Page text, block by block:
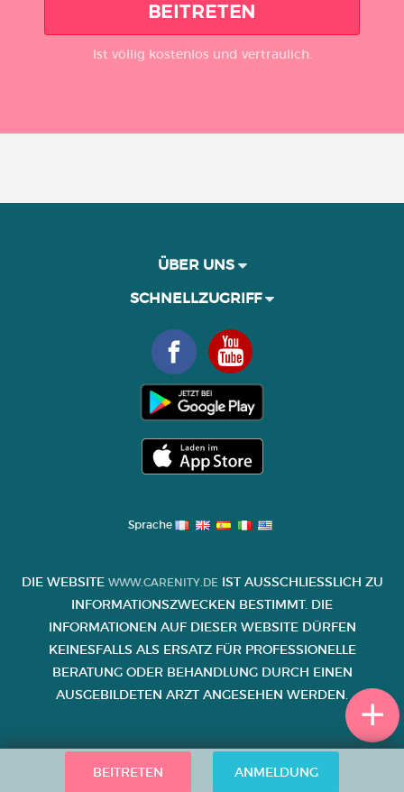
BEITRETEN
Ist völlig kostenlos und vertraulich.
BEITRETEN ANMELDUNG
ÜBER UNS
SCHNELLZUGRIFF
Sprache
DIE WEBSITE WWW.CARENITY.DEIST AUSSCHLIESSLICH ZU I
NFORMATIONSZWECKEN BESTIMMT. DIE I
NFORMATIONEN AUF DIESER WEBSITE DÜRFEN K
EINESFALLS ALS ERSATZ FÜR PROFESSIONELLE B
ERATUNG ODER BEHANDLUNG DURCH EINEN A
USGEBILDETEN ARZT ANGESEHEN WERDEN.